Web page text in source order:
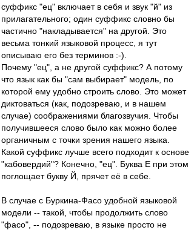
суффикс "ец" включает в себя и звук "й" из
прилагательного; один суффикс словно бы
частично "накладывается" на другой. Это
весьма тонкий языковой процесс, я тут
описываю его без терминов :-).
Почему "ец", а не другой суффикс? А потому
что язык как бы "сам выбирает" модель, по
которой ему удобно строить слово. Это может
диктоваться (как, подозреваю, и в нашем
случае) соображениями благозвучия. Чтобы
получившееся слово было как можно более
органичным с точки зрения нашего языка.
Какой суффикс лучше всего подходит к основе
"кабовердий"? Конечно, "ец". Буква Е при этом
поглощает букву Й, прячет её в себе.
В случае с Буркина-Фасо удобной языковой
модели -- такой, чтобы продолжить слово
"фасо", -- подозреваю, в языке просто не